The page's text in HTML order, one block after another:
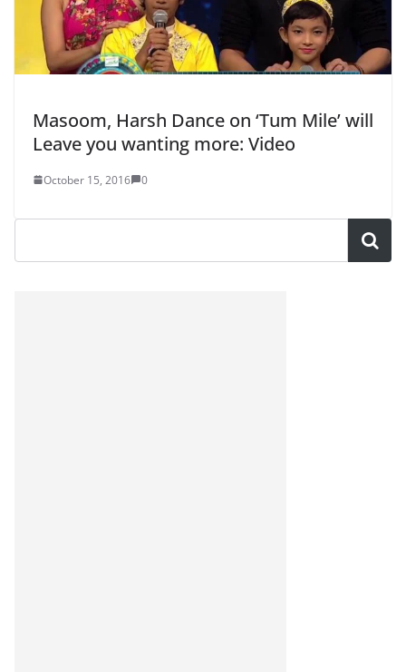
Masoom, Harsh Dance on ‘Tum Mile’ will
Leave you wanting more: Video
October 15, 2016 0